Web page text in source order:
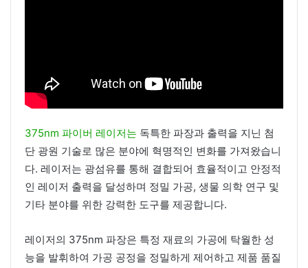
375nm 파이버 레이저는 독특한 파장과 출력을 지닌 첨
단 광원 기술로 많은 분야에 혁명적인 변화를 가져왔습니
다. 레이저는 광섬유를 통해 결합되어 효율적이고 안정적
인 레이저 출력을 달성하며 정밀 가공, 생물 의학 연구 및
기타 분야를 위한 강력한 도구를 제공합니다.
레이저의 375nm 파장은 특정 재료의 가공에 탁월한 성
능을 발휘하여 가공 공정을 정밀하게 제어하고 제품 품질